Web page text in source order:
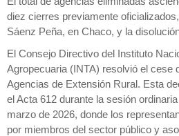
diez cierres previamente
Sáenz Peña, en Chaco, y la
El Consejo Directivo del Instituto
Agropecuaria (INTA) resolvió el cese
Agencias de Extensión Rural. Esta
el Acta 612 durante la sesión
marzo de 2026, donde los
por miembros del sector público y